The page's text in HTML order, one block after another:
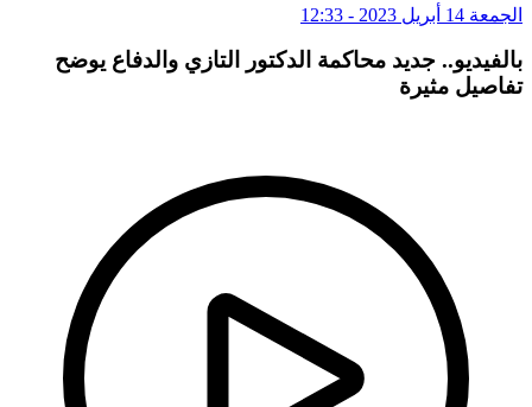
الجمعة 14 أبريل 2023 - 12:33
بالفيديو.. جديد محاكمة الدكتور التازي والدفاع يوضح
تفاصيل مثيرة